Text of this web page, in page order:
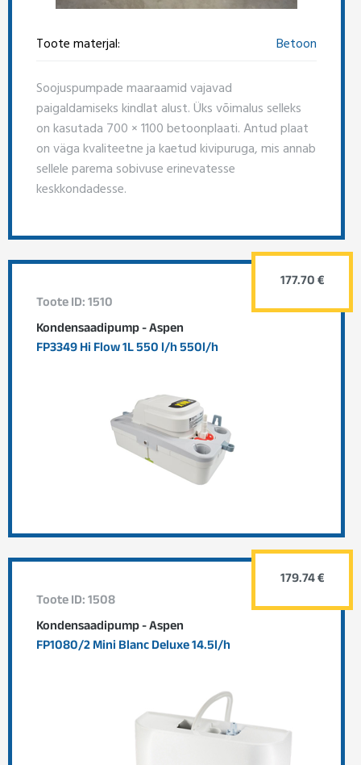
Toote materjal: Betoon
Soojuspumpade maaraamid vajavad
paigaldamiseks kindlat alust. Üks võimalus selleks
on kasutada 700 × 1100 betoonplaati. Antud plaat
on väga kvaliteetne ja kaetud kivipuruga, mis annab
sellele parema sobivuse erinevatesse
keskkondadesse.
Toote ID: 1510
Kondensaadipump - Aspen
FP3349 Hi Flow 1L 550 l/h 550l/h
177.70 €
Toote ID: 1508
Kondensaadipump - Aspen
FP1080/2 Mini Blanc Deluxe 14.5l/h
179.74 €